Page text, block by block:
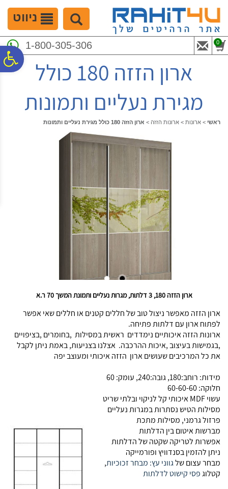
נגישות
המרכזי
ניווט
1-800-305-306 0
ארון הזזה 180 כולל
מגירת נעליים ותמונות
ראשי > ארונות > ארונות הזזה > ארון הזזה 180 כולל מגירת נעליים ותמונות
ארון הזזה 180, 3 דלתות, מגרות נעליים ותמונת המשך 70 ר.א
ארון הזזה מאפשר ניצול טוב של חללים קטנים או חללים שאי אפשר
לפתוח ארון עם דלתות פתיחה.
ארונות הזזה איכותיים נימדדים ראשית במסילות ,בחומרים ,בציפויים
,בגמישות בעיצוב ,איכות ההרכבה. אצלנו בצניעות, באמת ניתן לקבל
את כל המרכיבים שעושים ארון הזזה איכותי ומעוצב יפה
מידות: רוחב:180, גובה:240, עומק: 60
חלוקה: 60-60-60
עשוי MDF איכותי קל לניקוי ובלתי שריט
מסילות הטיש נסתרות במגרות נעליים
פרזול גרמני, מסילות מתכת
מברשות איטום בין הדלתות
אפשרות לטריקה שקטה של הדלתות
ניתן להזמין בסנדוויץ ופורמייקה
מבחר עצום שלגווני עץ: מבחר זכוכיות,
קטלוגפסי קישוט לדלתות